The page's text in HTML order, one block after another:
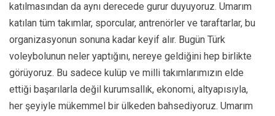
katılmasından da aynı derecede gurur duyuyoruz. Umarım
katılan tüm takımlar, sporcular, antrenörler ve taraftarlar, bu
organizasyonun sonuna kadar keyif alır. Bugün Türk
voleybolunun neler yaptığını, nereye geldiğini hep birlikte
görüyoruz. Bu sadece kulüp ve milli takımlarımızın elde
ettiği başarılarla değil kurumsallık, ekonomi, altyapısıyla,
her şeyiyle mükemmel bir ülkeden bahsediyoruz. Umarım